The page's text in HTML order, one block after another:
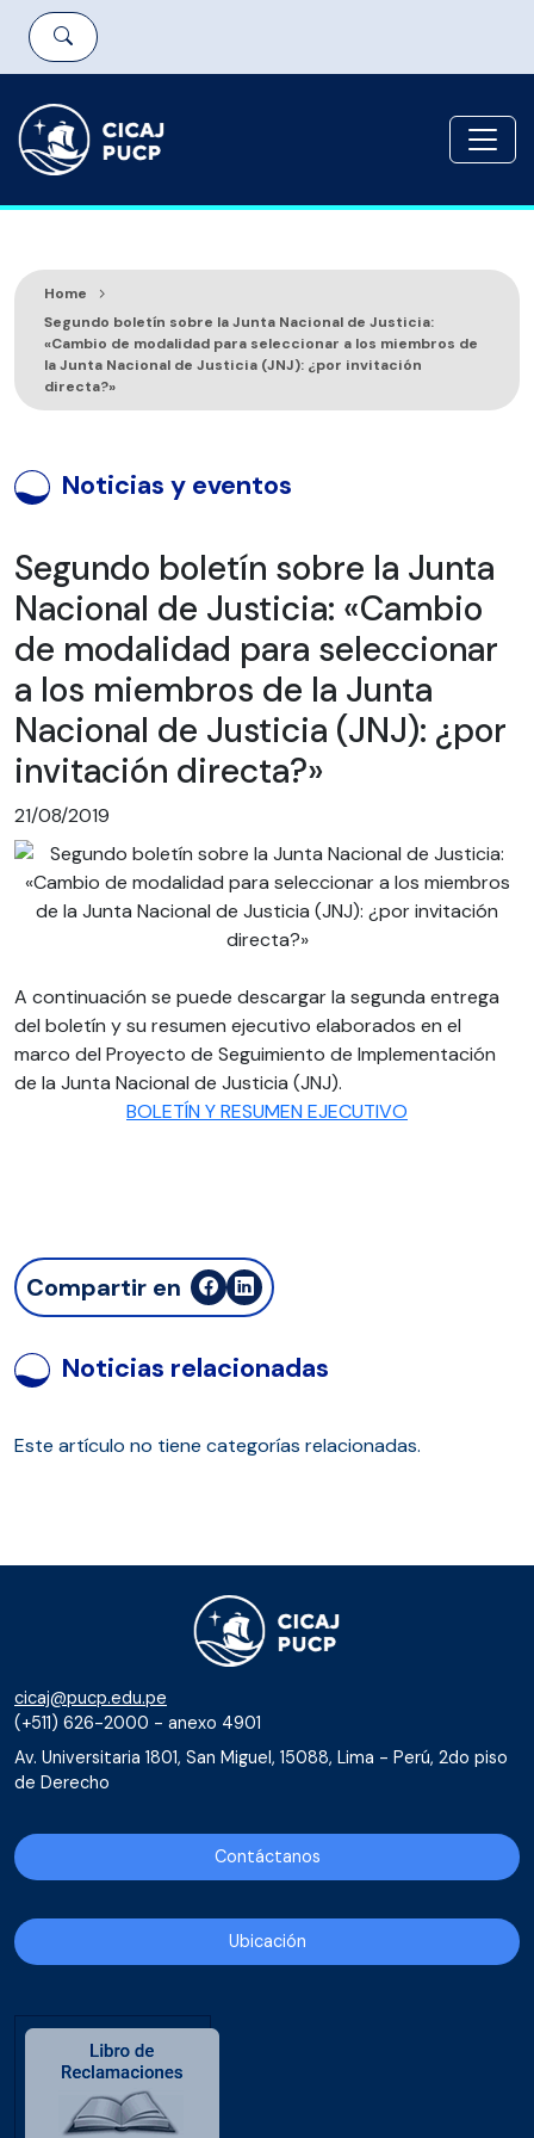
Home
Segundo boletín sobre la Junta Nacional de Justicia:
«Cambio de modalidad para seleccionar a los miembros de
la Junta Nacional de Justicia (JNJ): ¿por invitación
directa?»
Noticias y eventos
Segundo boletín sobre la Junta
Nacional de Justicia: «Cambio
de modalidad para seleccionar
a los miembros de la Junta
Nacional de Justicia (JNJ): ¿por
invitación directa?»
21/08/2019
A continuación se puede descargar la segunda entrega
del boletín y su resumen ejecutivo elaborados en el
marco del Proyecto de Seguimiento de Implementación
de la Junta Nacional de Justicia (JNJ).
BOLETÍN Y RESUMEN EJECUTIVO
Compartir en
Noticias relacionadas
Este artículo no tiene categorías relacionadas.
cicaj@pucp.edu.pe
(+511) 626-2000 - anexo 4901
Av. Universitaria 1801, San Miguel, 15088, Lima - Perú, 2do piso
de Derecho
Contáctanos
Ubicación